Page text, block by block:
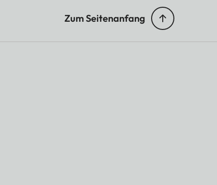
Zum Seitenanfang